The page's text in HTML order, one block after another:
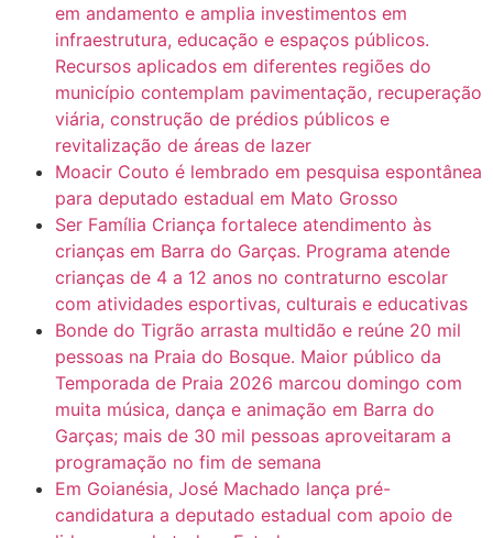
em andamento e amplia investimentos em
infraestrutura, educação e espaços públicos.
Recursos aplicados em diferentes regiões do
município contemplam pavimentação, recuperação
viária, construção de prédios públicos e
revitalização de áreas de lazer
Moacir Couto é lembrado em pesquisa espontânea
para deputado estadual em Mato Grosso
Ser Família Criança fortalece atendimento às
crianças em Barra do Garças. Programa atende
crianças de 4 a 12 anos no contraturno escolar
com atividades esportivas, culturais e educativas
Bonde do Tigrão arrasta multidão e reúne 20 mil
pessoas na Praia do Bosque. Maior público da
Temporada de Praia 2026 marcou domingo com
muita música, dança e animação em Barra do
Garças; mais de 30 mil pessoas aproveitaram a
programação no fim de semana
Em Goianésia, José Machado lança pré-
candidatura a deputado estadual com apoio de